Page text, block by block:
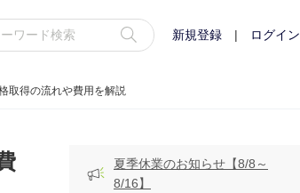
新規登録 | ログイン
取得の流れや費用を解説
夏季休業のお知らせ【8/8～
8/16】